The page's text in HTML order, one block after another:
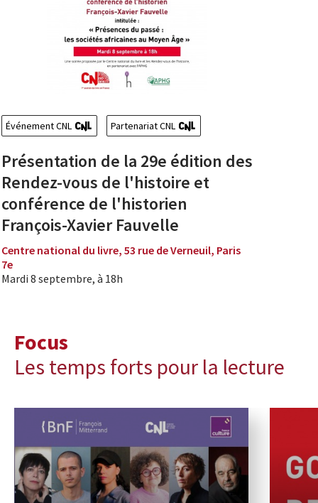
Événement CNL Partenariat CNL
Présentation de la 29e édition des
Rendez-vous de l'histoire et
conférence de l'historien
François-Xavier Fauvelle
Centre national du livre, 53 rue de Verneuil, Paris
7e
Mardi 8 septembre, à 18h
Focus
Les temps forts pour la lecture